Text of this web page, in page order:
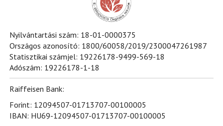
Nyilvántartási szám: 18-01-0000375
Országos azonosító: 1800/60058/2019/2300047261987
Statisztikai számjel: 19226178-9499-569-18
Adószám: 19226178-1-18
Raiffeisen Bank:
Forint: 12094507-01713707-00100005
IBAN: HU69-12094507-01713707-00100005